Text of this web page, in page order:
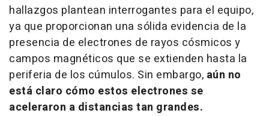
hallazgos plantean interrogantes para el equipo,
ya que proporcionan una sólida evidencia de la
presencia de electrones de rayos cósmicos y
campos magnéticos que se extienden hasta la
periferia de los cúmulos. Sin embargo, aún no
está claro cómo estos electrones se
aceleraron a distancias tan grandes.